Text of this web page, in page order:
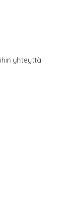
yhteyttä